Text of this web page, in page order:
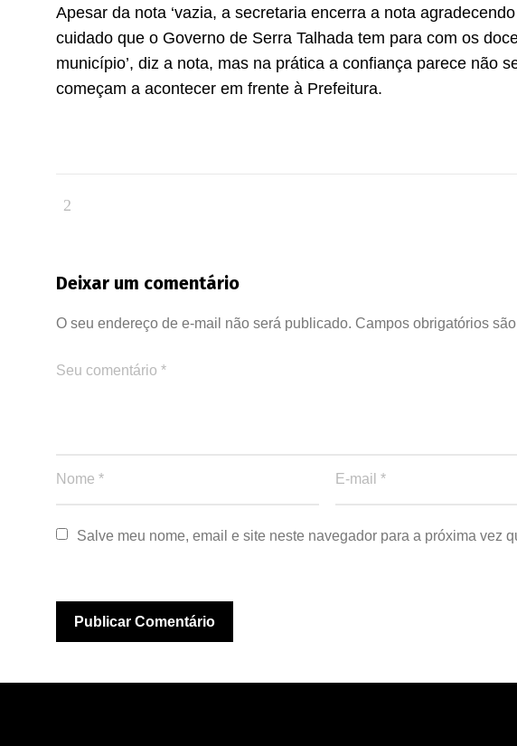
Apesar da nota ‘vazia, a secretaria encerra a nota
cuidado que o Governo de Serra Talhada tem para com os
município’, diz a nota, mas na prática a confiança parece não
começam a acontecer em frente à Prefeitura.
Deixar um comentário
O seu endereço de e-mail não será publicado. Campos obrigatórios
Salve meu nome, email e site neste navegador para a próxima vez